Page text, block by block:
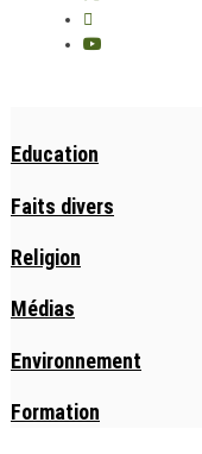
Education
Faits divers
Religion
Médias
Environnement
Formation